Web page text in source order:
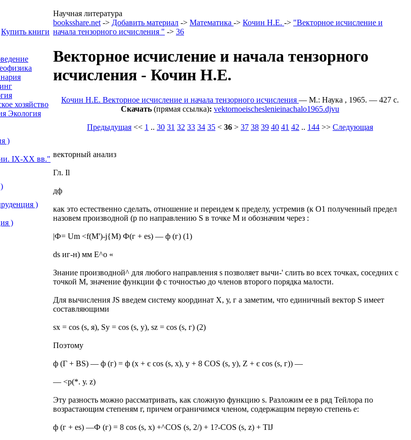
Научная литература
Купить книги
хозяйство
Экология
)
IХ-ХХ вв."
)
)
booksshare.net -> Добавить материал -> Математика -> Кочин Н.Е. -> "Векторное исчисление и
начала тензорного исчисления " -> 36
Векторное исчисление и начала тензорного
исчисления - Кочин Н.Е.
Кочин Н.Е. Векторное исчисление и начала тензорного исчисления — М.: Наука , 1965. — 427 c.
Скачать (прямая ссылка): vektornoeischeslenieinachalo1965.djvu
Предыдущая << 1 .. 30 31 32 33 34 35 < 36 > 37 38 39 40 41 42 .. 144 >> Следующая
векторный анализ
Гл. Il
дф
как это естественно сделать, отношение и переидем к пределу, устремив (к O1 полученный предел
назовем производной (р по направлению S в точке M и обозначим через :
|Ф= Um <f(M')-j{M) Ф(г + es) — ф (г) (1)
ds иг-н) мм E^o «
Знание производной^ для любого направления s позволяет вычи-' слить во всех точках, соседних с
точкой М, значение функции ф с точностью до членов второго порядка малости.
Для вычисления JS введем систему координат X, у, г а заметим, что единичный вектор S имеет
составляющими
sx = cos (s, я), Sy = cos (s, у), sz = cos (s, г) (2)
Поэтому
ф (Г + BS) — ф (г) = ф (х + є cos (s, х), у + 8 COS (s, у), Z + є cos (s, г)) —
— <р(*. у. z)
Эту разность можно рассматривать, как сложную функцию s. Разложим ее в ряд Тейлора по
возрастающим степеням г, причем ограничимся членом, содержащим первую степень е:
ф (г + es) —Ф (г) = 8 cos (s, х) +^COS (s, 2/) + 1?-COS (s, z) + TlJ